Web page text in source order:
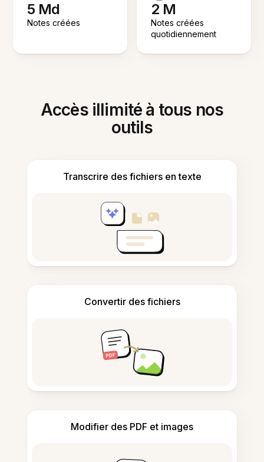
5 Md
Notes créées
2 M
Notes créées
quotidiennement
Accès illimité à tous nos
outils
Transcrire des fichiers en texte
Convertir des fichiers
Modifier des PDF et images